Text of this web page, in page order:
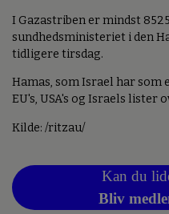
I Gazastriben er mindst
sundhedsministeriet i den
tidligere tirsdag.
Hamas, som Israel har
EU's, USA's og Israels
Kilde: /ritzau/
Kan du
Bliv